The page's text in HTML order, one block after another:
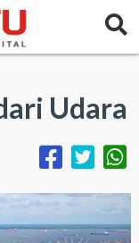
Udara